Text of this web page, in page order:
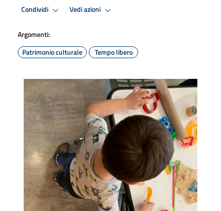
Condividi Vedi azioni
Argomenti:
Patrimonio culturale
Tempo libero